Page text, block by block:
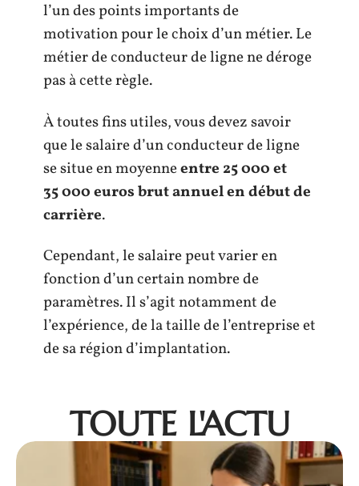
l’un des points importants de
motivation pour le choix d’un métier. Le
métier de conducteur de ligne ne déroge
pas à cette règle.
À toutes fins utiles, vous devez savoir
que le salaire d’un conducteur de ligne
se situe en moyenneentre 25 000 et
35 000 euros brut annuel en début de
carrière.
Cependant, le salaire peut varier en
fonction d’un certain nombre de
paramètres. Il s’agit notamment de
l’expérience, de la taille de l’entreprise et
de sa région d’implantation.
TOUTE L'ACTU